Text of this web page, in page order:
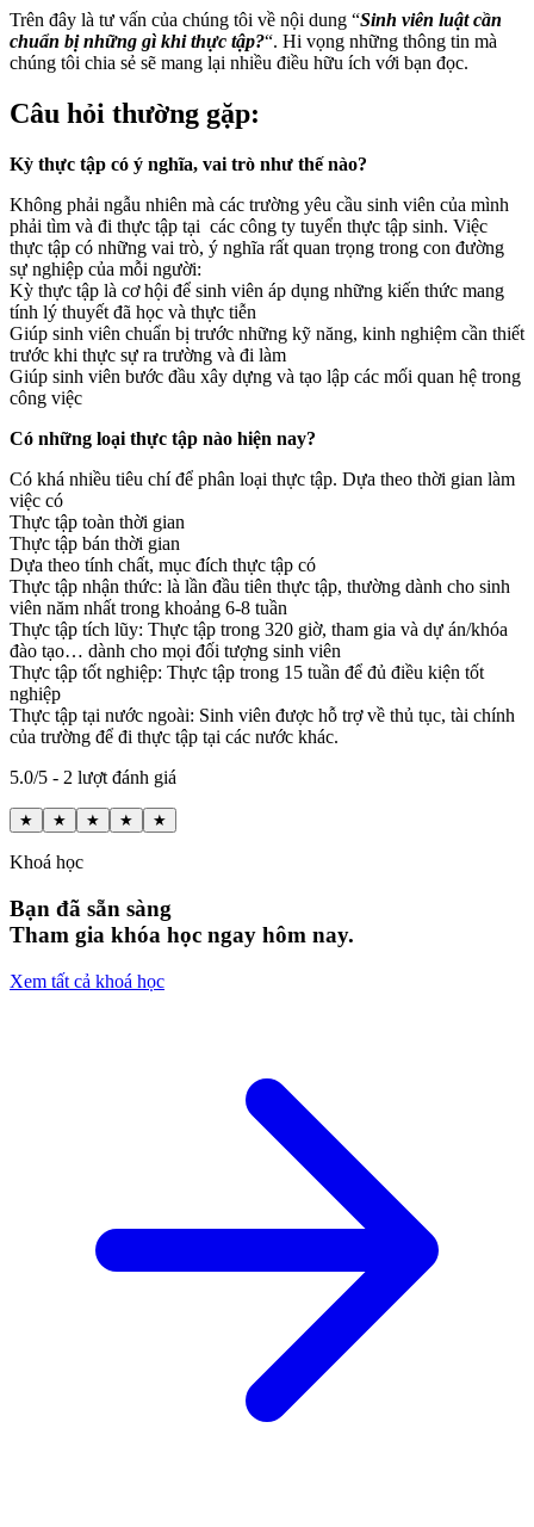
Trên đây là tư vấn của chúng tôi về nội dung “Sinh viên luật cần
chuẩn bị những gì khi thực tập?“. Hi vọng những thông tin mà
chúng tôi chia sẻ sẽ mang lại nhiều điều hữu ích với bạn đọc.
Câu hỏi thường gặp:
Kỳ thực tập có ý nghĩa, vai trò như thế nào?
Không phải ngẫu nhiên mà các trường yêu cầu sinh viên của mình
phải tìm và đi thực tập tại các công ty tuyển thực tập sinh. Việc
thực tập có những vai trò, ý nghĩa rất quan trọng trong con đường
sự nghiệp của mỗi người:
Kỳ thực tập là cơ hội để sinh viên áp dụng những kiến thức mang
tính lý thuyết đã học và thực tiễn
Giúp sinh viên chuẩn bị trước những kỹ năng, kinh nghiệm cần thiết
trước khi thực sự ra trường và đi làm
Giúp sinh viên bước đầu xây dựng và tạo lập các mối quan hệ trong
công việc
Có những loại thực tập nào hiện nay?
Có khá nhiều tiêu chí để phân loại thực tập. Dựa theo thời gian làm
việc có
Thực tập toàn thời gian
Thực tập bán thời gian
Dựa theo tính chất, mục đích thực tập có
Thực tập nhận thức: là lần đầu tiên thực tập, thường dành cho sinh
viên năm nhất trong khoảng 6-8 tuần
Thực tập tích lũy: Thực tập trong 320 giờ, tham gia và dự án/khóa
đào tạo… dành cho mọi đối tượng sinh viên
Thực tập tốt nghiệp: Thực tập trong 15 tuần để đủ điều kiện tốt
nghiệp
Thực tập tại nước ngoài: Sinh viên được hỗ trợ về thủ tục, tài chính
của trường để đi thực tập tại các nước khác.
5.0/5 - 2 lượt đánh giá
★ ★ ★ ★ ★
Khoá học
Bạn đã sẵn sàng
Tham gia khóa học ngay hôm nay.
Xem tất cả khoá học